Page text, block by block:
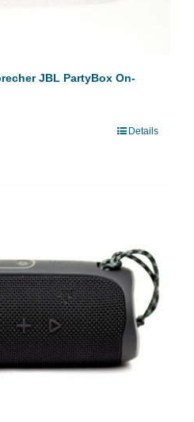
JBL PartyBox On-
Details